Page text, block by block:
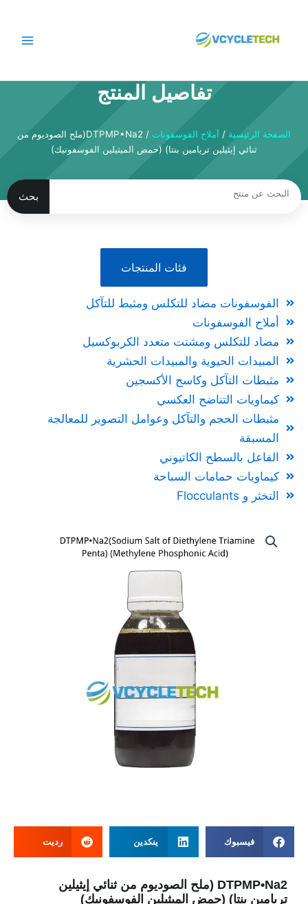
المحتوى
تفاصيل المنتج
الصفحة الرئيسية / أملاح الفوسفونات
/ DTPMP•Na2(ملح الصوديوم من
ثنائي إيثيلين تريامين بنتا) (حمض الميثيلين الفوسفونيك)
بحث
فئات المنتجات
الفوسفونات مضاد للتكلس ومثبط للتآكل
أملاح الفوسفونات
مضاد للتكلس ومشتت متعدد الكربوكسيل
المبيدات الحيوية والمبيدات الحشرية
مثبطات التآكل وكاسح الأكسجين
كيماويات التناضح العكسي
مثبطات الحجم والتآكل وعوامل التصوير للمعالجة
المسبقة
الفاعل بالسطح الكاتيوني
كيماويات حمامات السباحة
التخثر و Flocculants
فيسبوك ينكدين رديت
DTPMP•Na2 (ملح الصوديوم من ثنائي إيثيلين
تريامين بنتا) (حمض الميثيلين الفوسفونيك)